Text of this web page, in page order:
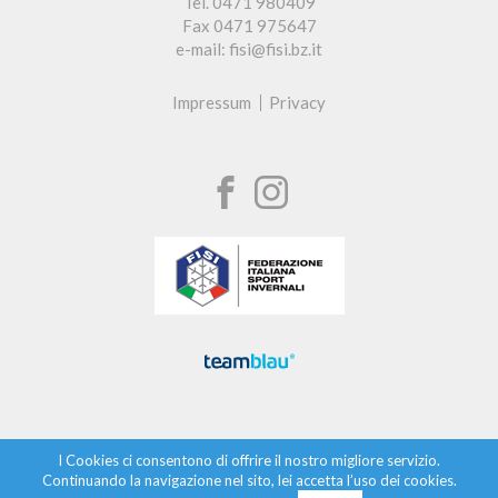
Fax 0471 975647
e-mail: fisi@fisi.bz.it
Impressum Privacy
I Cookies ci consentono di offrire il nostro migliore servizio.
Continuando la navigazione nel sito, lei accetta l’uso dei cookies.